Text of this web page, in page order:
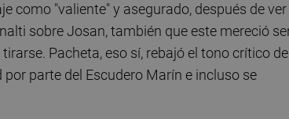
como "valiente" y asegurado, después de ver
sobre Josan, también que este mereció
Pacheta, eso sí, rebajó el tono crítico de
parte del Escudero Marín e incluso se